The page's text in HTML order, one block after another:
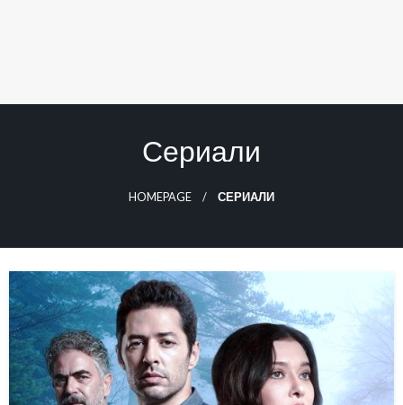
Сериали
HOMEPAGE СЕРИАЛИ